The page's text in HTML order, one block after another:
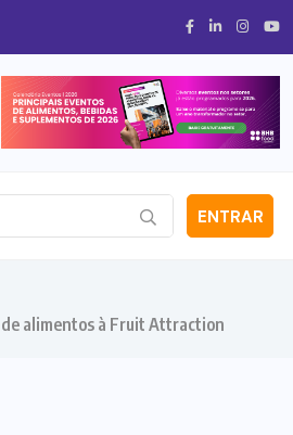
ENTRAR
alimentos à Fruit Attraction